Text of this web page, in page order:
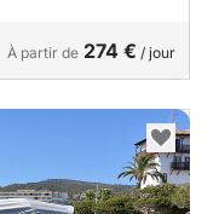
À partir de 274 € / jour